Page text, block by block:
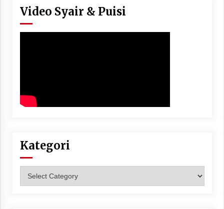
Video Syair & Puisi
Kategori